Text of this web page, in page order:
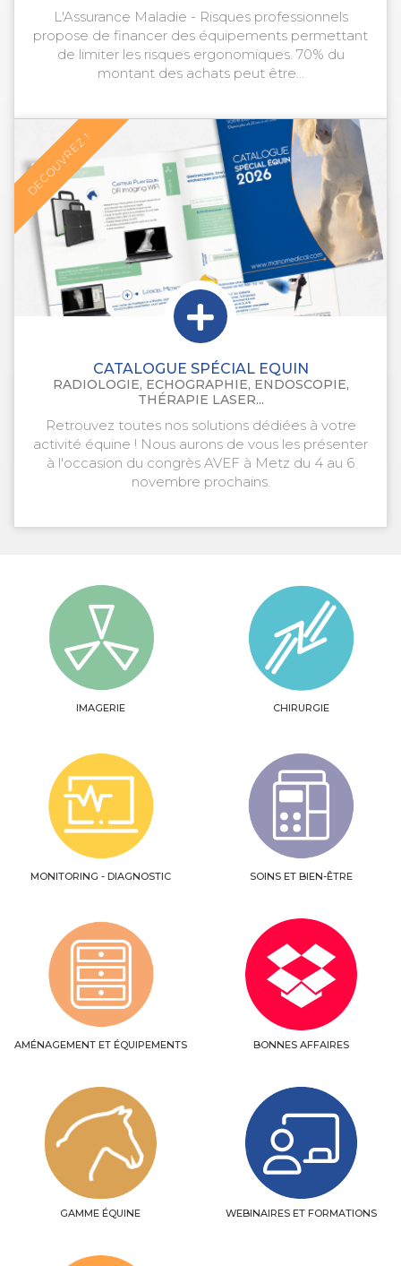
L'Assurance Maladie - Risques professionnels
propose de financer des équipements permettant
de limiter les risques ergonomiques. 70% du
montant des achats peut être...
DECOUVREZ !
CATALOGUE SPÉCIAL EQUIN
RADIOLOGIE, ECHOGRAPHIE, ENDOSCOPIE,
THÉRAPIE LASER...
Retrouvez toutes nos solutions dédiées à votre
activité équine ! Nous aurons de vous les présenter
à l'occasion du congrès AVEF à Metz du 4 au 6
novembre prochains.
IMAGERIE CHIRURGIE
MONITORING - DIAGNOSTIC SOINS ET BIEN-ÊTRE
AMÉNAGEMENT ET ÉQUIPEMENTS BONNES AFFAIRES
GAMME ÉQUINE WEBINAIRES ET FORMATIONS